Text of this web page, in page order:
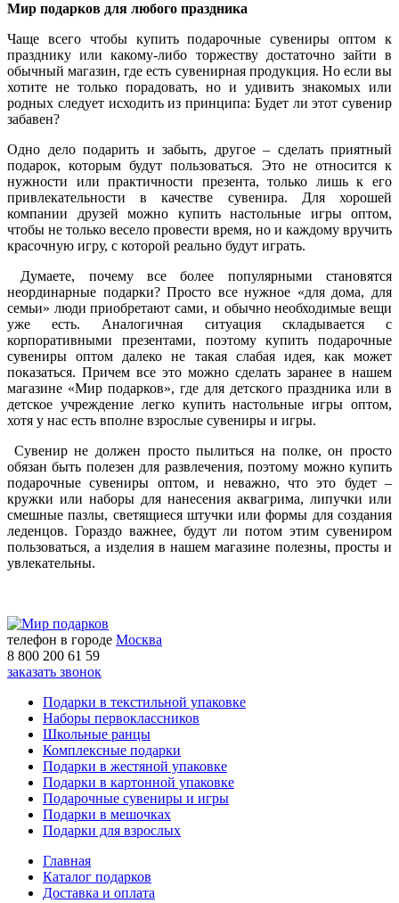
Мир подарков для любого праздника
Чаще всего чтобы купить подарочные сувениры оптом к
празднику или какому-либо торжеству достаточно зайти в
обычный магазин, где есть сувенирная продукция. Но если вы
хотите не только порадовать, но и удивить знакомых или
родных следует исходить из принципа: Будет ли этот сувенир
забавен?
Одно дело подарить и забыть, другое – сделать приятный
подарок, которым будут пользоваться. Это не относится к
нужности или практичности презента, только лишь к его
привлекательности в качестве сувенира. Для хорошей
компании друзей можно купить настольные игры оптом,
чтобы не только весело провести время, но и каждому вручить
красочную игру, с которой реально будут играть.
Думаете, почему все более популярными становятся
неординарные подарки? Просто все нужное «для дома, для
семьи» люди приобретают сами, и обычно необходимые вещи
уже есть. Аналогичная ситуация складывается с
корпоративными презентами, поэтому купить подарочные
сувениры оптом
далеко не такая слабая идея, как может
показаться. Причем все это можно сделать заранее в нашем
магазине «Мир подарков», где для детского праздника или в
детское учреждение легко купить настольные игры оптом,
хотя у нас есть вполне взрослые сувениры и игры.
Сувенир не должен просто пылиться на полке, он просто
обязан быть полезен для развлечения, поэтому можно купить
подарочные сувениры оптом, и неважно, что это будет –
кружки или наборы для нанесения аквагрима, липучки или
смешные пазлы, светящиеся штучки или формы для создания
леденцов. Гораздо важнее, будут ли потом этим сувениром
пользоваться, а изделия в нашем магазине полезны, просты и
увлекательны.
телефон в городе Москва
8 800 200 61 59
заказать звонок
Подарки в текстильной упаковке
Наборы первоклассников
Школьные ранцы
Комплексные подарки
Подарки в жестяной упаковке
Подарки в картонной упаковке
Подарочные сувениры и игры
Подарки в мешочках
Подарки для взрослых
Главная
Каталог подарков
Доставка и оплата